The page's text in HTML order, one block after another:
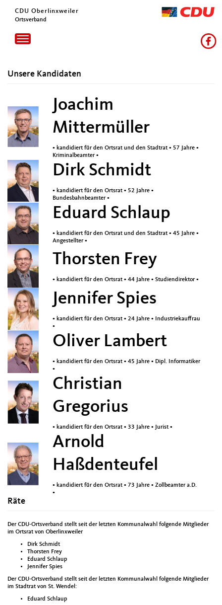
CDU Oberlinxweiler
Ortsverband
Toggle
navigation
Unsere Kandidaten
Joachim
Mittermüller
• kandidiert für den Ortsrat und den Stadtrat • 57 Jahre •
Kriminalbeamter •
Dirk Schmidt
• kandidiert für den Ortsrat • 52 Jahre •
Bundesbahnbeamter •
Eduard Schlaup
• kandidiert für den Ortsrat und den Stadtrat • 45 Jahre •
Angestellter •
Thorsten Frey
• kandidiert für den Ortsrat • 44 Jahre • Studiendirektor •
Jennifer Spies
• kandidiert für den Ortsrat • 24 Jahre • Industriekauffrau
•
Oliver Lambert
• kandidiert für den Ortsrat • 45 Jahre • Dipl. Informatiker
•
Christian
Gregorius
• kandidiert für den Ortsrat • 33 Jahre • Jurist •
Arnold
Haßdenteufel
• kandidiert für den Ortsrat • 73 Jahre • Zollbeamter a.D.
•
Räte
Der CDU-Ortsverband stellt seit der letzten Kommunalwahl folgende Mitglieder
im Ortsrat von Oberlinxweiler
Dirk Schmidt
Thorsten Frey
Eduard Schlaup
Jennifer Spies
Der CDU-Ortsverband stellt seit der letzten Kommunalwahl folgende Mitglieder
im Stadtrat von St. Wendel:
Eduard Schlaup